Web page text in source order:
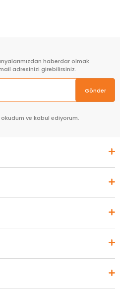
haberdar olmak
adresinizi girebilirsiniz.
Gönder
okudum ve kabul ediyorum.